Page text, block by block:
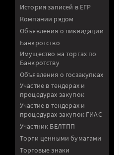
История записей в ЕГР
Компании рядом
Объявления о ликвидации
Банкротство
Имущество на торгах по
Банкротству
Объявления о госзакупках
Участие в тендерах и
процедурах закупок
Участие в тендерах и
процедурах закупок ГИАС
Участник БЕЛТПП
Торги ценными бумагами
Торговые знаки